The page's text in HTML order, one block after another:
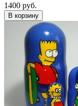
1400 руб.
В корзину